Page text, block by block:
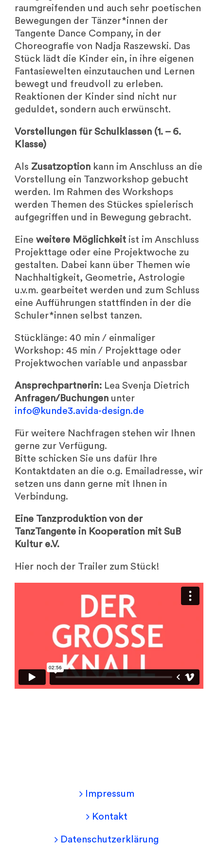
raumgreifenden und auch sehr poetischen
Bewegungen der Tänzer*innen der
Tangente Dance Company, in der
Choreografie von Nadja Raszewski. Das
Stück lädt die Kinder ein, in ihre eigenen
Fantasiewelten einzutauchen und Lernen
bewegt und freudvoll zu erleben.
Reaktionen der Kinder sind nicht nur
geduldet, sondern auch erwünscht.
Vorstellungen für Schulklassen (1. – 6.
Klasse)
Als Zusatzoption kann im Anschluss an die
Vorstellung ein Tanzworkshop gebucht
werden. Im Rahmen des Workshops
werden Themen des Stückes spielerisch
aufgegriffen und in Bewegung gebracht.
Eine weitere Möglichkeit ist im Anschluss
Projekttage oder eine Projektwoche zu
gestalten. Dabei kann über Themen wie
Nachhaltigkeit, Geometrie, Astrologie
u.v.m. gearbeitet werden und zum Schluss
eine Aufführungen stattfinden in der die
Schuler*innen selbst tanzen.
Stücklänge: 40 min / einmaliger
Workshop: 45 min / Projekttage oder
Projektwochen variable und anpassbar
Ansprechpartnerin: Lea Svenja Dietrich
Anfragen/Buchungen unter
info@kunde3.avida-design.de
Für weitere Nachfragen stehen wir Ihnen
gerne zur Verfügung.
Bitte schicken Sie uns dafür Ihre
Kontaktdaten an die o.g. Emailadresse, wir
setzen uns dann gerne mit Ihnen in
Verbindung.
Eine Tanzproduktion von der
TanzTangente in Kooperation mit SuB
Kultur e.V.
Hier noch der Trailer zum Stück!
Impressum
Kontakt
Datenschutzerklärung